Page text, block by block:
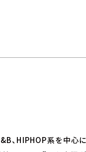
、HIPHOP系を中心